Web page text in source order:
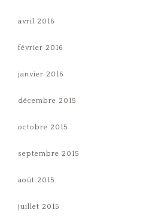
avril 2016
février 2016
janvier 2016
décembre 2015
octobre 2015
septembre 2015
août 2015
juillet 2015